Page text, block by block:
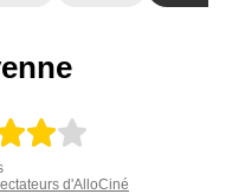
d'AlloCiné